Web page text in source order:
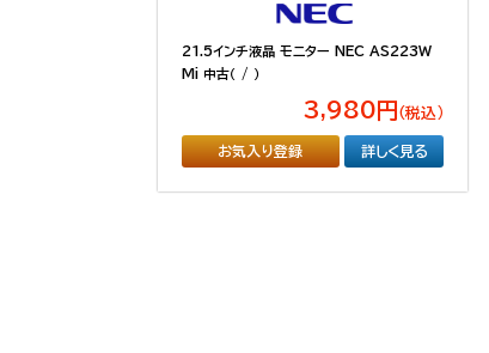
21.5インチ液晶 モニター NEC AS223W
Mi 中古（ / ）
3,980円 （税込）
お気入り登録 詳しく見る